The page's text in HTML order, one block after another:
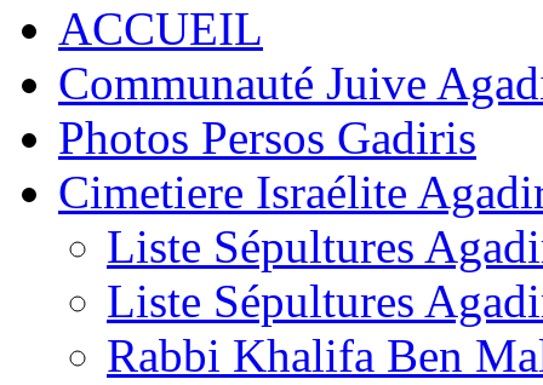
ACCUEIL
Communauté Juive
Photos Persos Gadiris
Cimetiere Israélite
Liste Sépultures
Liste Sépultures
Rabbi Khalifa Ben